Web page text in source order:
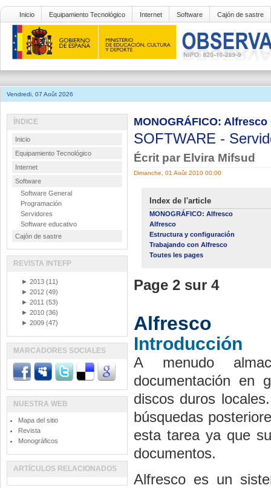
Inicio Equipamiento Tecnológico Internet Software Cajón de sastre
Vendredi, 07 Août 2026
MONOGRÁFICO:
SOFTWARE -
Écrit par Elvira Mifsud
Dimanche, 01 Août 2010 00:00
Index de l'article
MONOGRÁFICO: Alfresco
Alfresco
Estructura y configuración
Trabajando con Alfresco
Toutes les pages
Page 2 sur 4
Alfresco
Introducción
A menudo
documentación en
discos duros
búsquedas
esta tarea ya que
documentos.
Alfresco es un
ÍNDICE
Inicio
Equipamiento Tecnológico
Internet
Software
Software General
Programación
Servidores
Software educativo
Cajón de sastre
REVISTA INTEFP
► 2013 (11)
► 2012 (49)
► 2011 (53)
► 2010 (36)
► 2009 (47)
MARCADORES SOCIALES
NUESTRA WEB
Mapa del sitio
Revista
Monográficos
ARTÍCULOS RELACIONADOS